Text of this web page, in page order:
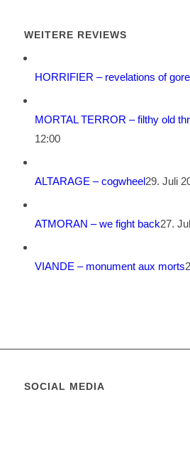
WEITERE REVIEWS
HORRIFIER – revelations of gore
MORTAL TERROR – filthy old
12:00
ALTARAGE – cogwheel29. Juli
ATMORAN – we fight back27.
VIANDE – monument aux morts
SOCIAL MEDIA